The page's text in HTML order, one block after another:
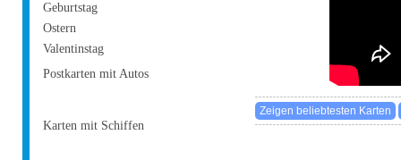
Geburtstag
Ostern
Valentinstag
Postkarten mit Autos
Karten mit Schiffen